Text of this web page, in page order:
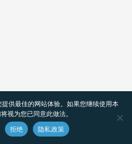
供最佳的网站体验。如果您继续使用本
视为您已同意此做法。
拒绝 隐私政策